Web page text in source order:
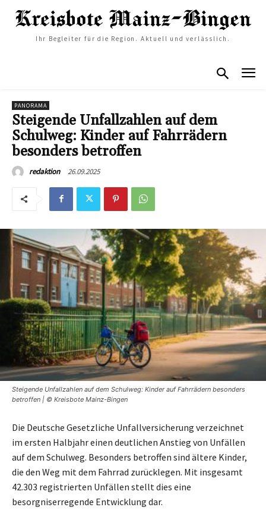
Ihr Begleiter für die Region. Aktuell und verlässlich.
PANORAMA
Steigende Unfallzahlen auf dem
Schulweg: Kinder auf Fahrrädern
besonders betroffen
redaktion 26.09.2025
Steigende Unfallzahlen auf dem Schulweg: Kinder auf Fahrrädern besonders
betroffen | © Kreisbote Mainz-Bingen
Die Deutsche Gesetzliche Unfallversicherung verzeichnet
im ersten Halbjahr einen deutlichen Anstieg von Unfällen
auf dem Schulweg. Besonders betroffen sind ältere Kinder,
die den Weg mit dem Fahrrad zurücklegen. Mit insgesamt
42.303 registrierten Unfällen stellt dies eine
besorgniserregende Entwicklung dar.